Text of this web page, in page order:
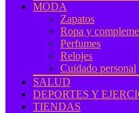
MODA
Zapatos
Ropa y
Perfumes
Relojes
Cuidado personal
SALUD
DEPORTES Y
TIENDAS